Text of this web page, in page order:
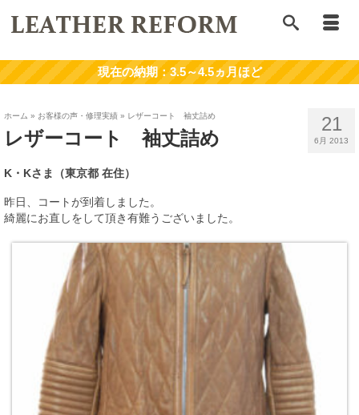
21
6月 2013
ホーム » お客様の声・修理実績 » レザーコート 袖丈詰め
レザーコート 袖丈詰め
K・Kさま（東京都 在住）
昨日、コートが到着しました。
綺麗にお直しをして頂き有難うございました。